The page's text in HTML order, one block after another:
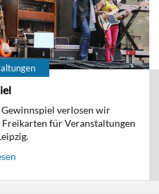
Gewinnspiel verlosen wir
Freikarten für Veranstaltungen